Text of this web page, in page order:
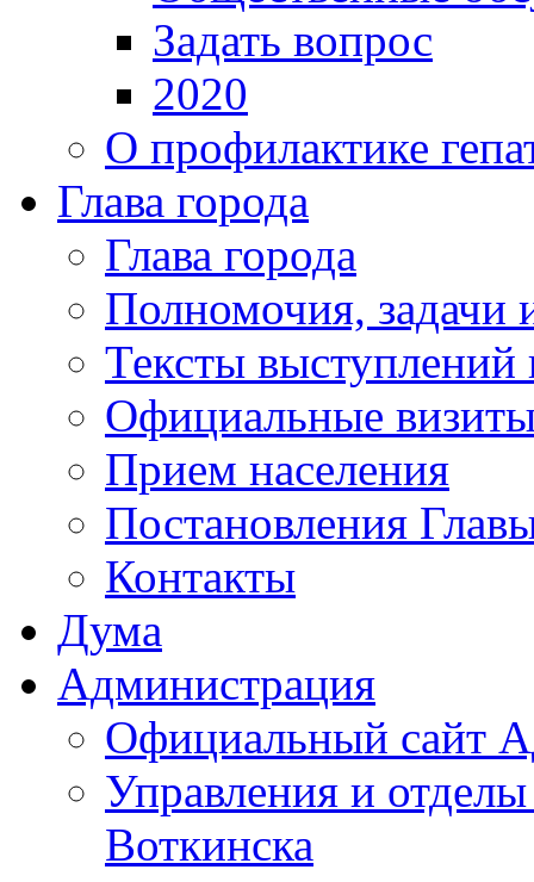
Задать вопрос
2020
О профилактике
Глава города
Глава города
Полномочия, задачи
Тексты выступлений
Официальные
Прием населения
Постановления
Контакты
Дума
Администрация
Официальный сайт
Управления и
Воткинска